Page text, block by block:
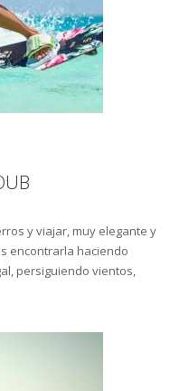
y viajar, muy elegante y
encontrarla haciendo
persiguiendo vientos,